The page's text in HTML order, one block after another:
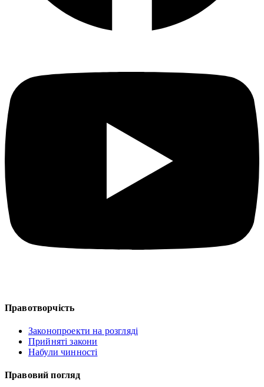
Правотворчість
Законопроекти на розгляді
Прийняті закони
Набули чинності
Правовий погляд